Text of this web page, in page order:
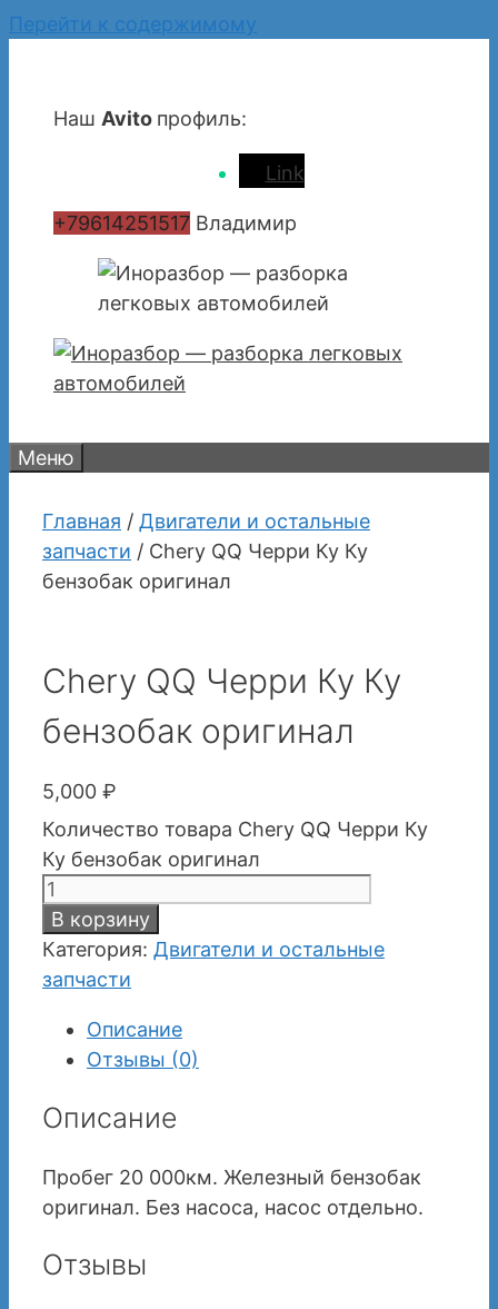
Перейти к содержимому
Наш Avito профиль:
Link
+79614251517 Владимир
Меню
Главная / Двигатели и остальные
запчасти / Chery QQ Черри Ку Ку
бензобак оригинал
Chery QQ Черри Ку Ку
бензобак оригинал
5,000 ₽
Количество товара Chery QQ Черри Ку
Ку бензобак оригинал
В корзину
Категория: Двигатели и остальные
запчасти
Описание
Отзывы (0)
Описание
Пробег 20 000км. Железный бензобак
оригинал. Без насоса, насос отдельно.
Отзывы